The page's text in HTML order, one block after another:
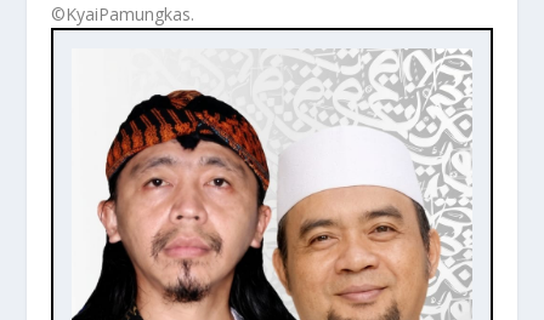
©️KyaiPamungkas.